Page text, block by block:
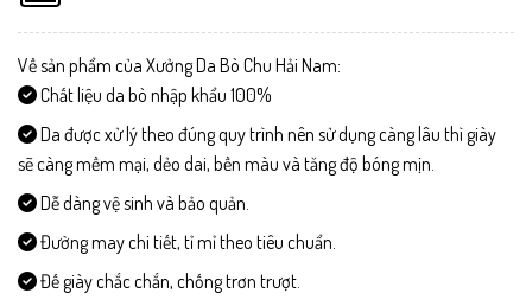
Về sản phẩm của Xưởng Da Bò Chu Hải Nam:
Chất liệu da bò nhập khẩu 100%
Da được xử lý theo đúng quy trình nên sử dụng càng lâu thì giày
sẽ càng mềm mại, dẻo dai, bền màu và tăng độ bóng mịn.
Dễ dàng vệ sinh và bảo quản.
Đường may chi tiết, tỉ mỉ theo tiêu chuẩn.
Đế giày chắc chắn, chống trơn trượt.